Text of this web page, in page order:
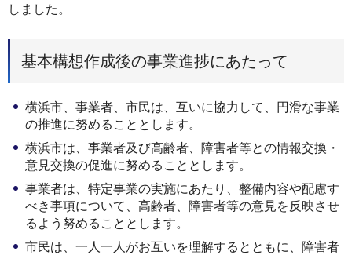
しました。
基本構想作成後の事業進捗にあたって
横浜市、事業者、市民は、互いに協力して、円滑な事業
の推進に努めることとします。
横浜市は、事業者及び高齢者、障害者等との情報交換・
意見交換の促進に努めることとします。
事業者は、特定事業の実施にあたり、整備内容や配慮す
べき事項について、高齢者、障害者等の意見を反映させ
るよう努めることとします。
市民は、一人一人がお互いを理解するとともに、障害者